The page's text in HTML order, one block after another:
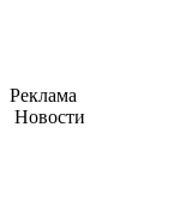
Реклама
Новости